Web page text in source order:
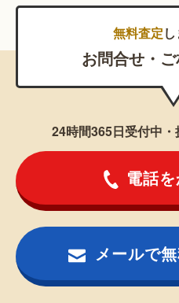
無料査定
お問合せ・
24時間365日受付中・
電話
メールで